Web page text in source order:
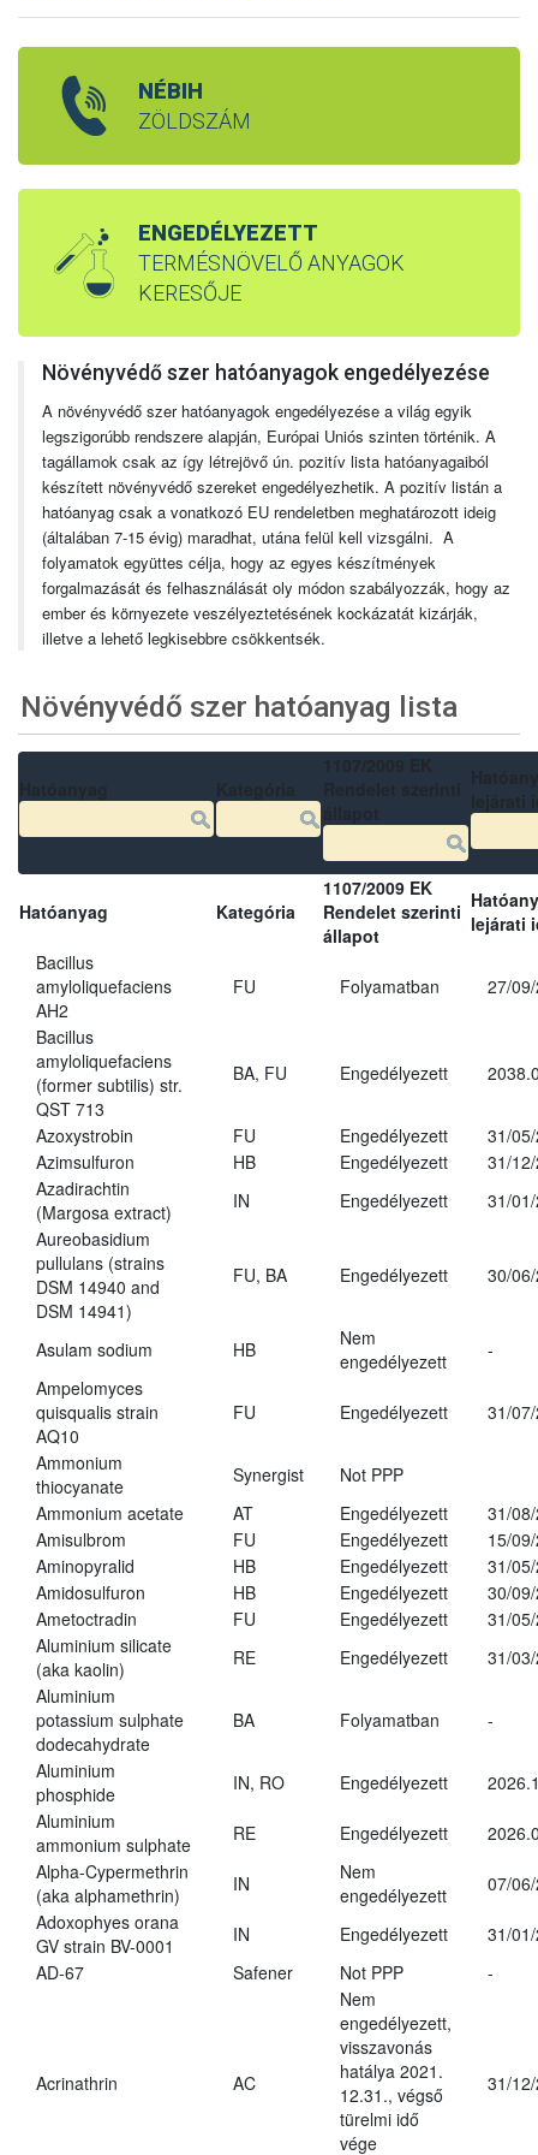
NÉBIH
ZÖLDSZÁM
ENGEDÉLYEZETT
TERMÉSNÖVELŐ ANYAGOK
KERESŐJE
Növényvédő szer hatóanyagok engedélyezése
A növényvédő szer hatóanyagok engedélyezése a világ egyik
legszigorúbb rendszere alapján, Európai Uniós szinten történik. A
tagállamok csak az így létrejövő ún. pozitív lista hatóanyagaiból
készített növényvédő szereket engedélyezhetik. A pozitív listán a
hatóanyag csak a vonatkozó EU rendeletben meghatározott ideig
(általában 7-15 évig) maradhat, utána felül kell vizsgálni. A
folyamatok együttes célja, hogy az egyes készítmények
forgalmazását és felhasználását oly módon szabályozzák, hogy az
ember és környezete veszélyeztetésének kockázatát kizárják,
illetve a lehető legkisebbre csökkentsék.
Növényvédő szer hatóanyag lista
Hatóanyag Kategória
1107/2009 EK
Rendelet szerinti
állapot
lejárati
Bacillus
amyloliquefaciens
AH2
FU Folyamatban 27/
Bacillus
amyloliquefaciens
(former subtilis) str.
QST 713
BA, FU Engedélyezett
Azoxystrobin FU Engedélyezett
31/
Azimsulfuron
HB Engedélyezett
31/
Azadirachtin
(Margosa extract)
IN Engedélyezett
31/
Aureobasidium
pullulans (strains
DSM 14940 and
DSM 14941)
FU, BA Engedélyezett 30/
Asulam sodium HB
Nem
engedélyezett
-
Ampelomyces
quisqualis strain
AQ10
FU Engedélyezett 31/
Ammonium
thiocyanate
Synergist
Not PPP
Ammonium acetate
AT Engedélyezett
31/
Amisulbrom
FU Engedélyezett
15/
Aminopyralid
HB Engedélyezett
31/
Amidosulfuron
HB Engedélyezett
30/
Ametoctradin
FU Engedélyezett
31/
Aluminium silicate
(aka kaolin)
RE Engedélyezett
31/
Aluminium
potassium sulphate
dodecahydrate
BA Folyamatban -
Aluminium
phosphide
IN, RO Engedélyezett
Aluminium
ammonium sulphate
RE Engedélyezett
Alpha-Cypermethrin
(aka alphamethrin)
IN
Nem
engedélyezett
07/
Adoxophyes orana
GV strain BV-0001
IN Engedélyezett
31/
AD-67
Safener Not PPP -
Acrinathrin AC
Nem
engedélyezett,
visszavonás
hatálya 2021.
12.31., végső
türelmi idő
vége
31/